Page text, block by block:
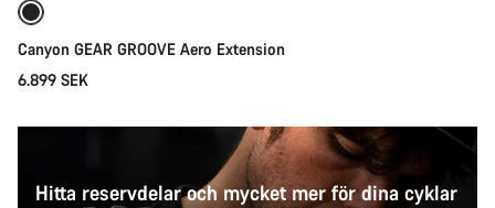
Canyon GEAR GROOVE Aero Extension
6.899 SEK
Hitta reservdelar och mycket mer för dina cyklar